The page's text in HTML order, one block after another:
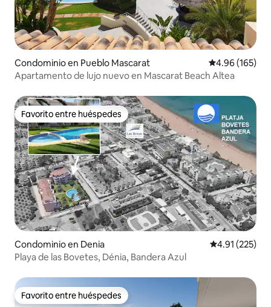
Condominio en Pueblo Mascarat Calificación
4.96 (165)
Apartamento de lujo nuevo en Mascarat Beach Altea
Favorito entre huéspedes
Favorito entre huéspedes
Condominio en Denia Calificación
4.91 (225)
Playa de las Bovetes, Dénia, Bandera Azul
Favorito entre huéspedes
Favorito entre huéspedes